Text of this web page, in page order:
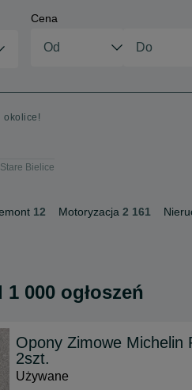
Cena
okolice!
Stare Bielice
12 Motoryzacja 2 161
1 000 ogłoszeń
Opony Zimowe Michelin
2szt.
Używane